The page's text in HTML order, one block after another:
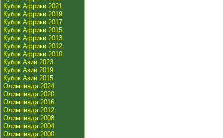
Кубок Африки 2021
Кубок Африки 2019
Кубок Африки 2017
Кубок Африки 2015
Кубок Африки 2013
Кубок Африки 2012
Кубок Африки 2010
Кубок Азии 2023
Кубок Азии 2019
Кубок Азии 2015
Олимпиада 2024
Олимпиада 2020
Олимпиада 2016
Олимпиада 2012
Олимпиада 2008
Олимпиада 2004
Олимпиада 2000